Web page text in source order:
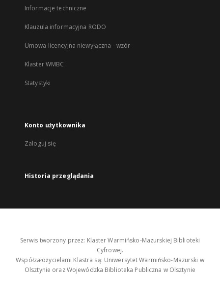
Informacje techniczne
Klauzula informacyjna RODO
Umowa licencyjna niewyłączna - wzór
Klaster WMBC
Statystyki
Konto użytkownika
Zaloguj się
Historia przeglądania
Serwis tworzony przez: Klaster Warmińsko-Mazurskiej Biblioteki
Cyfrowej.
Współzałożycielami Klastra są: Uniwersytet Warmińsko-Mazurski w
Olsztynie oraz Wojewódzka Biblioteka Publiczna w Olsztynie